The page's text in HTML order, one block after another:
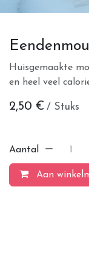
Huisgemaakte
en heel veel
2,50 € / Stuks
Aan
Aantal